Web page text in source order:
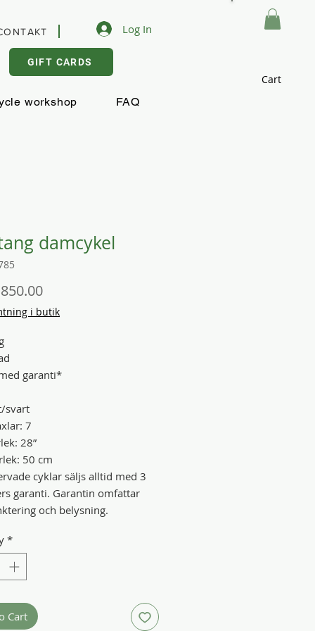
Cart
Log In
GIFT CARDS
workshop FAQ
damcykel
Price
i butik
garanti*
svart
7
28”
50 cm
cyklar säljs alltid med 3
garanti. Garantin omfattar
och belysning.
*
Cart